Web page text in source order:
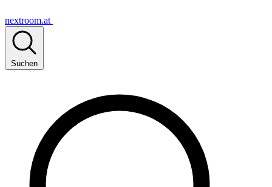
nextroom.at
Suchen